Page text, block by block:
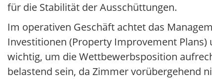
für die Stabilität der Ausschüttungen.
Im operativen Geschäft achtet das
Investitionen (Property Improvement
wichtig, um die Wettbewerbsposition
belastend sein, da Zimmer vorübergehend